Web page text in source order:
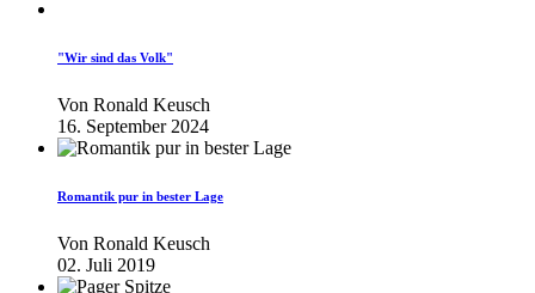
"Wir sind das Volk"
Von Ronald Keusch
16. September 2024
Romantik pur in bester Lage
Von Ronald Keusch
02. Juli 2019